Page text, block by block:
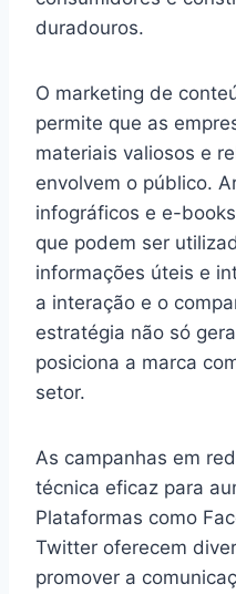
duradouros.
O marketing de
permite que as
materiais valiosos e
envolvem o público.
infográficos e e-
que podem ser
informações úteis e
a interação e o
estratégia não só
posiciona a marca
setor.
As campanhas em
técnica eficaz para
Plataformas como
Twitter oferecem
promover a